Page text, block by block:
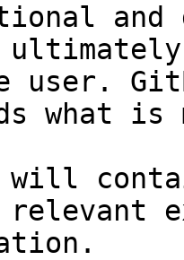
and
user.
what
will
relevant